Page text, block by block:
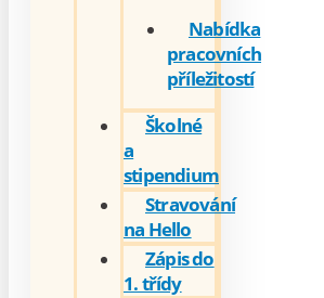
Nabídka
pracovních
příležitostí
Školné
a
stipendium
Stravování
na Hello
Zápis do
1. třídy